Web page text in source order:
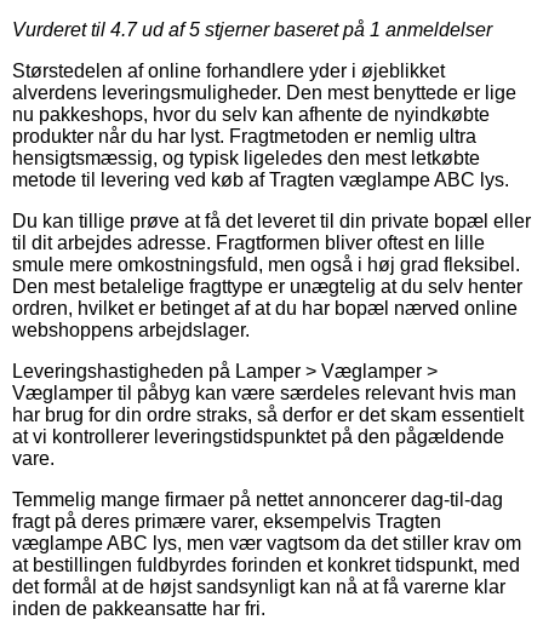
Vurderet til 4.7ud af 5 stjerner baseret på 1 anmeldelser
Størstedelen af online forhandlere yder i øjeblikket
alverdens leveringsmuligheder. Den mest benyttede er lige
nu pakkeshops, hvor du selv kan afhente de nyindkøbte
produkter når du har lyst. Fragtmetoden er nemlig ultra
hensigtsmæssig, og typisk ligeledes den mest letkøbte
metode til levering ved køb af Tragten væglampe ABC lys.
Du kan tillige prøve at få det leveret til din private bopæl eller
til dit arbejdes adresse. Fragtformen bliver oftest en lille
smule mere omkostningsfuld, men også i høj grad fleksibel.
Den mest betalelige fragttype er unægtelig at du selv henter
ordren, hvilket er betinget af at du har bopæl nærved online
webshoppens arbejdslager.
Leveringshastigheden på Lamper > Væglamper >
Væglamper til påbyg kan være særdeles relevant hvis man
har brug for din ordre straks, så derfor er det skam essentielt
at vi kontrollerer leveringstidspunktet på den pågældende
vare.
Temmelig mange firmaer på nettet annoncerer dag-til-dag
fragt på deres primære varer, eksempelvis Tragten
væglampe ABC lys, men vær vagtsom da det stiller krav om
at bestillingen fuldbyrdes forinden et konkret tidspunkt, med
det formål at de højst sandsynligt kan nå at få varerne klar
inden de pakkeansatte har fri.